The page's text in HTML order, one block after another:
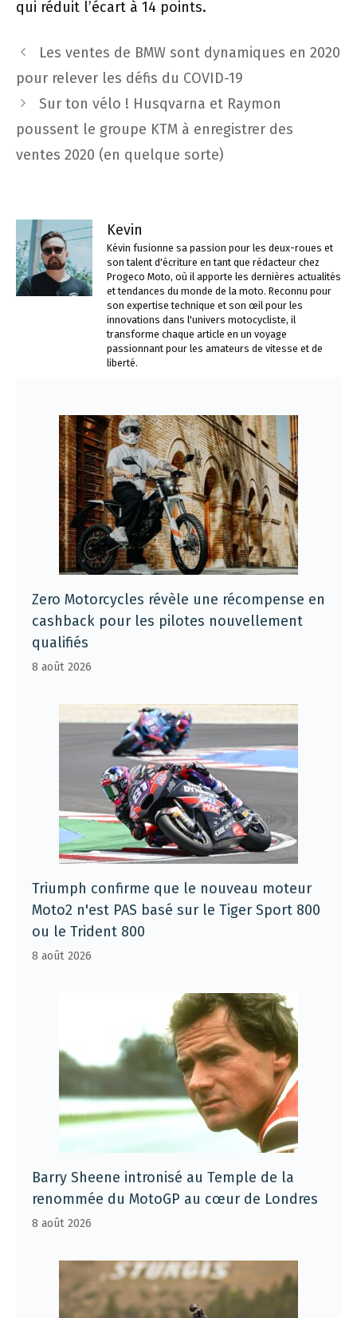
qui réduit l’écart à 14 points.
Navigation
des
Les ventes de BMW sont dynamiques en 2020
pour relever les défis du COVID-19
Sur ton vélo ! Husqvarna et Raymon
poussent le groupe KTM à enregistrer des
ventes 2020 (en quelque sorte)
Kevin
Kévin fusionne sa passion pour les deux-roues et
son talent d'écriture en tant que rédacteur chez
Progeco Moto, où il apporte les dernières actualités
et tendances du monde de la moto. Reconnu pour
son expertise technique et son œil pour les
innovations dans l'univers motocycliste, il
transforme chaque article en un voyage
passionnant pour les amateurs de vitesse et de
liberté.
Zero Motorcycles révèle une récompense en
cashback pour les pilotes nouvellement
qualifiés
8 août 2026
Triumph confirme que le nouveau moteur
Moto2 n'est PAS basé sur le Tiger Sport 800
ou le Trident 800
8 août 2026
Barry Sheene intronisé au Temple de la
renommée du MotoGP au cœur de Londres
8 août 2026